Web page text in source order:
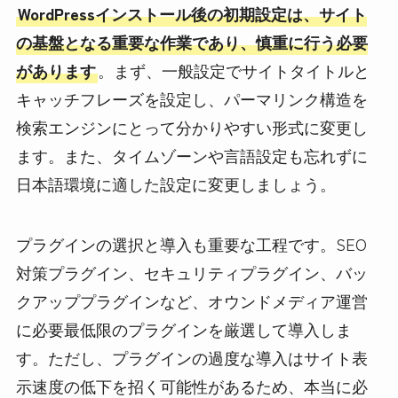
WordPressインストール後の初期設定は、サイト
の基盤となる重要な作業であり、慎重に行う必要
があります。まず、一般設定でサイトタイトルと
キャッチフレーズを設定し、パーマリンク構造を
検索エンジンにとって分かりやすい形式に変更し
ます。また、タイムゾーンや言語設定も忘れずに
日本語環境に適した設定に変更しましょう。
プラグインの選択と導入も重要な工程です。SEO
対策プラグイン、セキュリティプラグイン、バッ
クアッププラグインなど、オウンドメディア運営
に必要最低限のプラグインを厳選して導入しま
す。ただし、プラグインの過度な導入はサイト表
示速度の低下を招く可能性があるため、本当に必